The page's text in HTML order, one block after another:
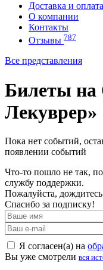
Доставка и оплата
О компании
Контакты
Отзывы 787
Все представления
Билеты на
Лекуврер»
Пока нет событий,
появлении событий
Что-то пошло не так,
службу поддержки.
Пожалуйста,
Спасибо за подписку!
Я согласен(а) на
Вы уже смотрели вся